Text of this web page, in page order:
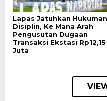
Lapas Jatuhkan Hukuman
Disiplin, Ke Mana Arah
Pengusutan Dugaan
Transaksi Ekstasi Rp12,15
Juta